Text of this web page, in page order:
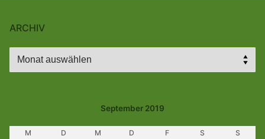
ARCHIV
Archiv
September 2019
M D M D F S
S